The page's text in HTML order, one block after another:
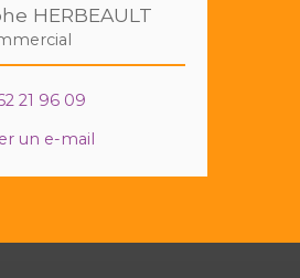
HERBEAULT
21 96 09
un e-mail